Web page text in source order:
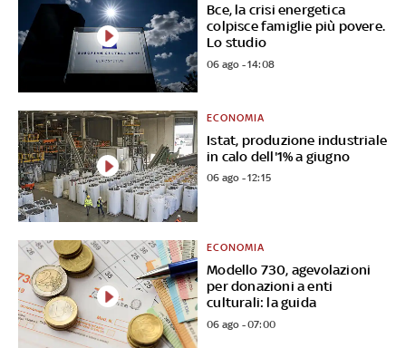
Bce, la crisi energetica
colpisce famiglie più povere.
Lo studio
06 ago - 14:08
Istat, produzione industriale
in calo dell'1% a giugno
ECONOMIA
06 ago - 12:15
Modello 730, agevolazioni
per donazioni a enti
culturali: la guida
ECONOMIA
06 ago - 07:00